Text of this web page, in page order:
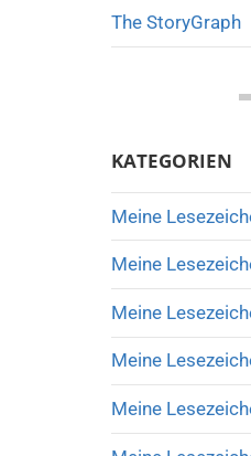
The StoryGraph
KATEGORIEN
Meine
Meine
Meine
Meine
Meine